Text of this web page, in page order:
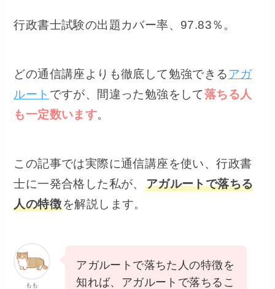
行政書士試験の出題カバー率、97.83％。
どの通信講座よりも徹底して勉強できる アガ
ルート ですが、間違った勉強をして落ちる人
も一定数います。
この記事では実際に通信講座を使い、行政書
士に一発合格した私が、 アガルートで落ちる
人の特徴を解説します。
もも
アガルートで落ちた人の特徴を
知れば、アガルートで落ちるこ